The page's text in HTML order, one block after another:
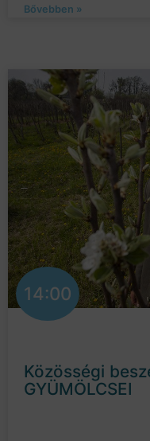
Bővebben »
14:00
Közösségi
GYÜMÖLCSEI